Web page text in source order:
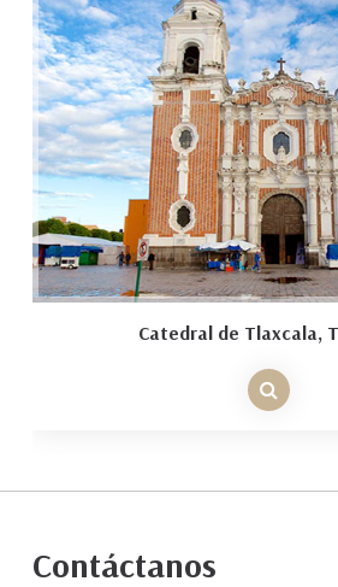
Catedral de Tlaxcala,
Contáctanos